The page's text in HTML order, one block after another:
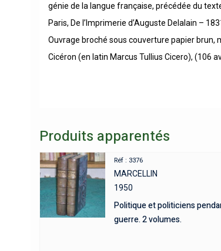
génie de la langue française, précédée du
Paris, De l’Imprimerie d’Auguste Delalain –
Ouvrage broché sous couverture papier brun,
Cicéron (en latin Marcus Tullius Cicero), (106
Produits apparentés
Réf : 3376
MARCELLIN
1950
Politique et politiciens
guerre. 2 volumes.